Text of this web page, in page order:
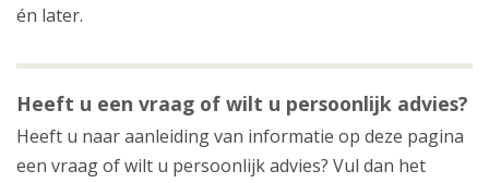
én later.
Heeft u een vraag of wilt u persoonlijk advies?
Heeft u naar aanleiding van informatie op deze pagina
een vraag of wilt u persoonlijk advies? Vul dan het